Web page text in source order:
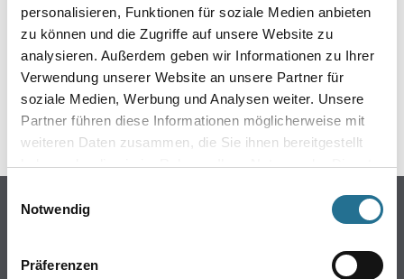
personalisieren, Funktionen für soziale Medien anbieten
zu können und die Zugriffe auf unsere Website zu
analysieren. Außerdem geben wir Informationen zu Ihrer
Verwendung unserer Website an unsere Partner für
soziale Medien, Werbung und Analysen weiter. Unsere
Partner führen diese Informationen möglicherweise mit
weiteren Daten zusammen, die Sie ihnen bereitgestellt
haben oder die sie im Rahmen Ihrer Nutzung der Dienste
Notwendig
Präferenzen
Keine Sorge, wir pinseln schon an der Lösung und
werden das Problem so schnell wie möglich beheben.
Erkunden Sie in der Zwischenzeit unseren Online-Shop
und lassen Sie sich inspirieren.
ZURÜCK ZUM ONLINE-SHOP
Online-Shop
WDV-Systeme